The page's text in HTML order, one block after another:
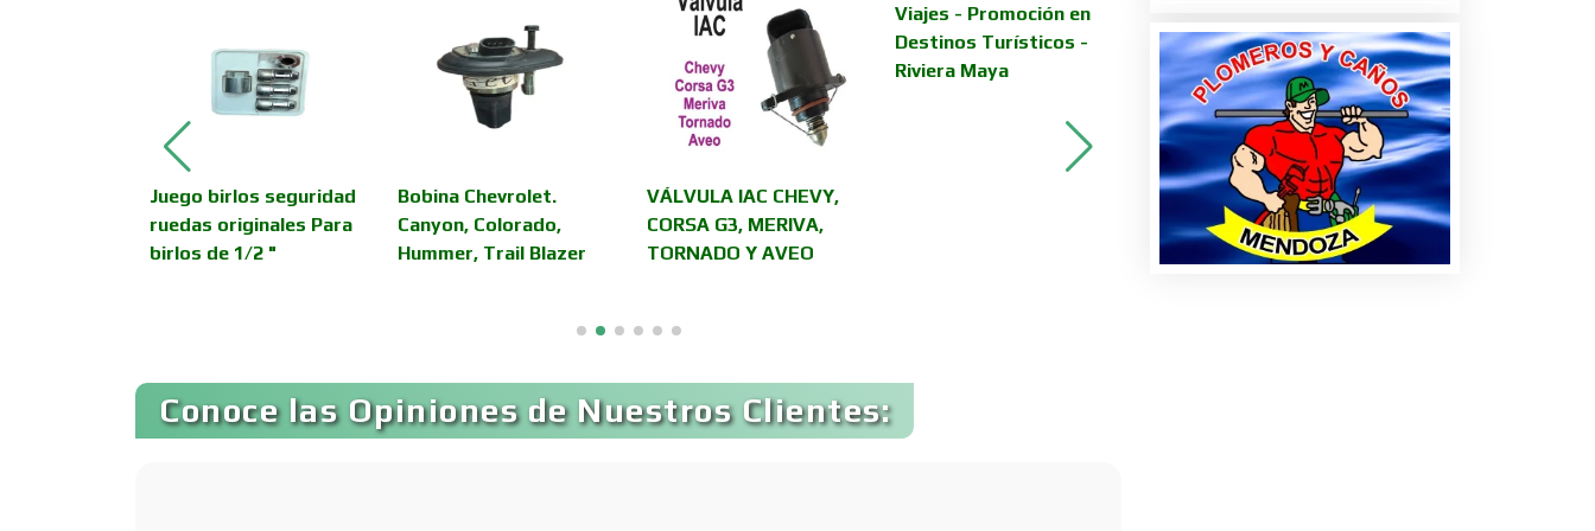
Asociaciones Civiles
Asociaciones
Audio, Sonido e
Autobuses Automatización
Bancos Banquetes Bares y Cantinas
Juego birlos seguridad
ruedas originales Para
birlos de 1/2 "
Bobina Chevrolet.
Canyon, Colorado,
Hummer, Trail Blazer
VÁLVULA IAC CHEVY,
CORSA G3, MERIVA,
TORNADO Y AVEO
Viajes - Promoción en
Destinos Turísticos -
Riviera Maya
Viajes - Promoción en
Destinos Turísticos -
Egipto
Viajes - Promoción en
Destinos Turísticos -
Conoce las Opiniones de Nuestros Clientes: